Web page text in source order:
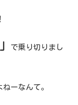
で乗り切りまし
ーなんて。